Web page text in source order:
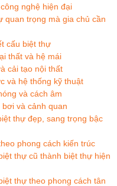
nghệ hiện đại
quan trọng mà gia chủ cần
cấu biệt thự
thất và hệ mái
cải tạo nội thất
và hệ thống kỹ thuật
và cách âm
và cảnh quan
thự đẹp, sang trọng bậc
phong cách kiến trúc
thự cũ thành biệt thự hiện
thự theo phong cách tân